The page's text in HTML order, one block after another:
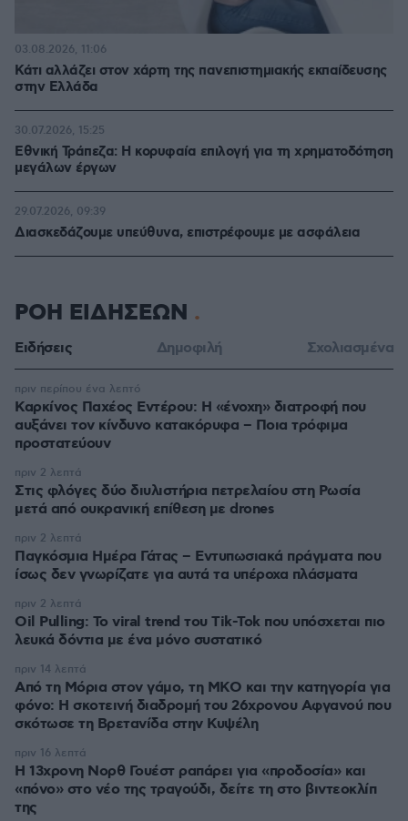
Κάτι αλλάζει στον χάρτη της πανεπιστημιακής εκπαίδευσης
στην Ελλάδα
03.08.2026, 11:06
Εθνική Τράπεζα: Η κορυφαία επιλογή για τη χρηματοδότηση
μεγάλων έργων
30.07.2026, 15:25
Διασκεδάζουμε υπεύθυνα, επιστρέφουμε με ασφάλεια
29.07.2026, 09:39
ΡΟΗ ΕΙΔΗΣΕΩΝ
Ειδήσεις Δημοφιλή Σχολιασμένα
Καρκίνος Παχέος Εντέρου: Η «ένοχη» διατροφή που
αυξάνει τον κίνδυνο κατακόρυφα – Ποια τρόφιμα
προστατεύουν
πριν περίπου ένα λεπτό
Στις φλόγες δύο διυλιστήρια πετρελαίου στη Ρωσία
μετά από ουκρανική επίθεση με drones
πριν 2 λεπτά
Παγκόσμια Ημέρα Γάτας – Εντυπωσιακά πράγματα που
ίσως δεν γνωρίζατε για αυτά τα υπέροχα πλάσματα
πριν 2 λεπτά
Oil Pulling: To viral trend του Tik-Tok που υπόσχεται πιο
λευκά δόντια με ένα μόνο συστατικό
πριν 2 λεπτά
Από τη Μόρια στον γάμο, τη ΜΚΟ και την κατηγορία για
φόνο: Η σκοτεινή διαδρομή του 26χρονου Αφγανού που
σκότωσε τη Βρετανίδα στην Κυψέλη
πριν 14 λεπτά
Η 13χρονη Νορθ Γουέστ ραπάρει για «προδοσία» και
«πόνο» στο νέο της τραγούδι, δείτε τη στο βιντεοκλίπ
της
πριν 16 λεπτά